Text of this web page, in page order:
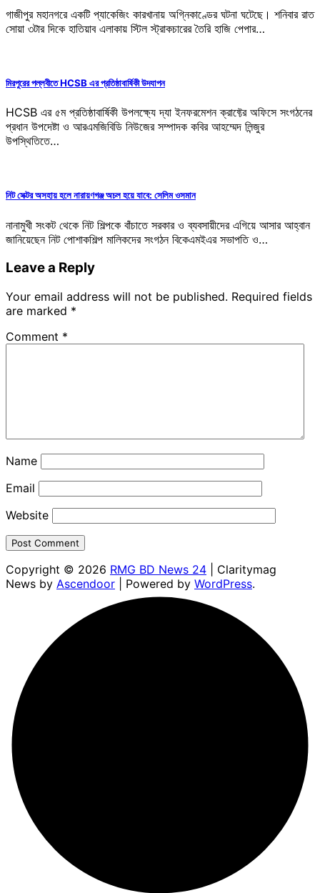
গাজীপুর মহানগরে একটি প্যাকেজিং কারখানায় অগ্নিকাণ্ডের ঘটনা ঘটেছে। শনিবার রাত
সোয়া ৩টার দিকে হাতিয়াব এলাকায় স্টিল স্ট্রাকচারের তৈরি হাজি পেপার…
মিরপুরের পল্লবীতে HCSB এর প্রতিষ্ঠাবার্ষিকী উদযাপন
HCSB এর ৫ম প্রতিষ্ঠাবার্ষিকী উপলক্ষ্যে দ্যা ইনফরমেশন ক্রাফ্টের অফিসে সংগঠনের
প্রধান উপদেষ্টা ও আরএমজিবিডি নিউজের সম্পাদক কবির আহম্মেদ লিন্জুর
উপস্থিতিতে…
নিট সেক্টর অসহায় হলে নারায়ণগঞ্জ অচল হয়ে যাবে: সেলিম ওসমান
নানামুখী সংকট থেকে নিট শিল্পকে বাঁচাতে সরকার ও ব্যবসায়ীদের এগিয়ে আসার আহ্বান
জানিয়েছেন নিট পোশাকশিল্প মালিকদের সংগঠন বিকেএমইএর সভাপতি ও…
Leave a Reply
Your email address will not be published. Required fields
are marked *
Comment *
Name
Email
Website
Copyright © 2026 RMG BD News 24 | Claritymag
News by Ascendoor | Powered by WordPress.